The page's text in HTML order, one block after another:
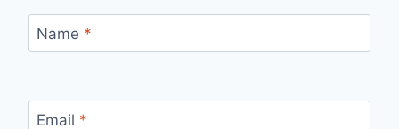
Name *
Email *